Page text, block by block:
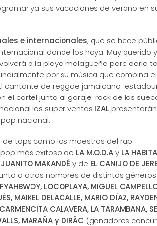
ya sus vacaciones de verano en
e internacionales, que se hace
donde los haya. Muy querido y
volverá a la playa malagueña para darlo
por su música que combina
cantante de reggae jamaicano-
el cartel junto al garaje-rock de los
los super ventas IZAL
nacional.
tops como los maestros del rap
pop más exitoso de LA M.O.D.Ay LA
JUANITO MAKANDÉ y de EL CANIJO DE
a otros nombres de distintos
FYAHBWOY, LOCOPLAYA, MIGUEL
MAIKEL DELACALLE, MARIO DÍAZ,
CALAVERA, LA TARAMBANA,
MARAÑA y DIRÄC (ganadores